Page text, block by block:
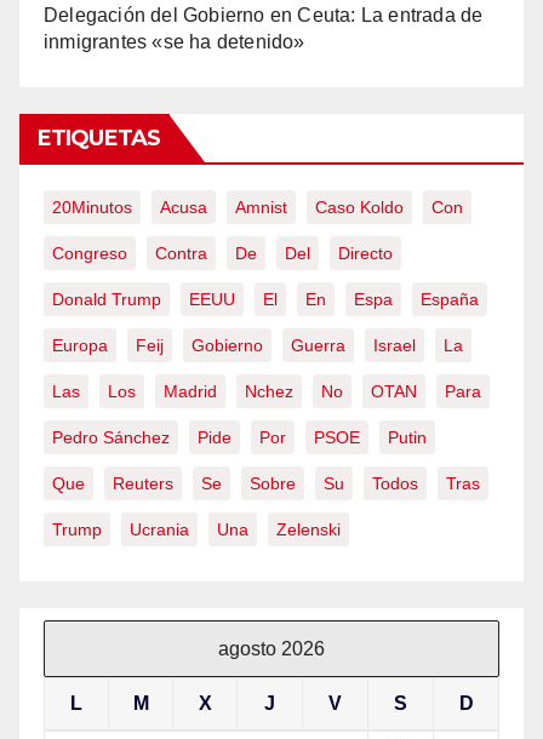
Delegación del Gobierno en Ceuta: La entrada de
inmigrantes «se ha detenido»
ETIQUETAS
20Minutos Acusa Amnist Caso Koldo Con
Congreso Contra De Del Directo
Donald Trump EEUU El En Espa España
Europa Feij Gobierno Guerra Israel La
Las Los Madrid Nchez No OTAN Para
Pedro Sánchez Pide Por PSOE Putin
Que Reuters Se Sobre Su Todos Tras
Trump Ucrania Una Zelenski
agosto 2026
L M X J V S D